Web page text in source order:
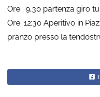
Ore : 9,30 partenza giro
Ore: 12:30 Aperitivo in
pranzo presso la